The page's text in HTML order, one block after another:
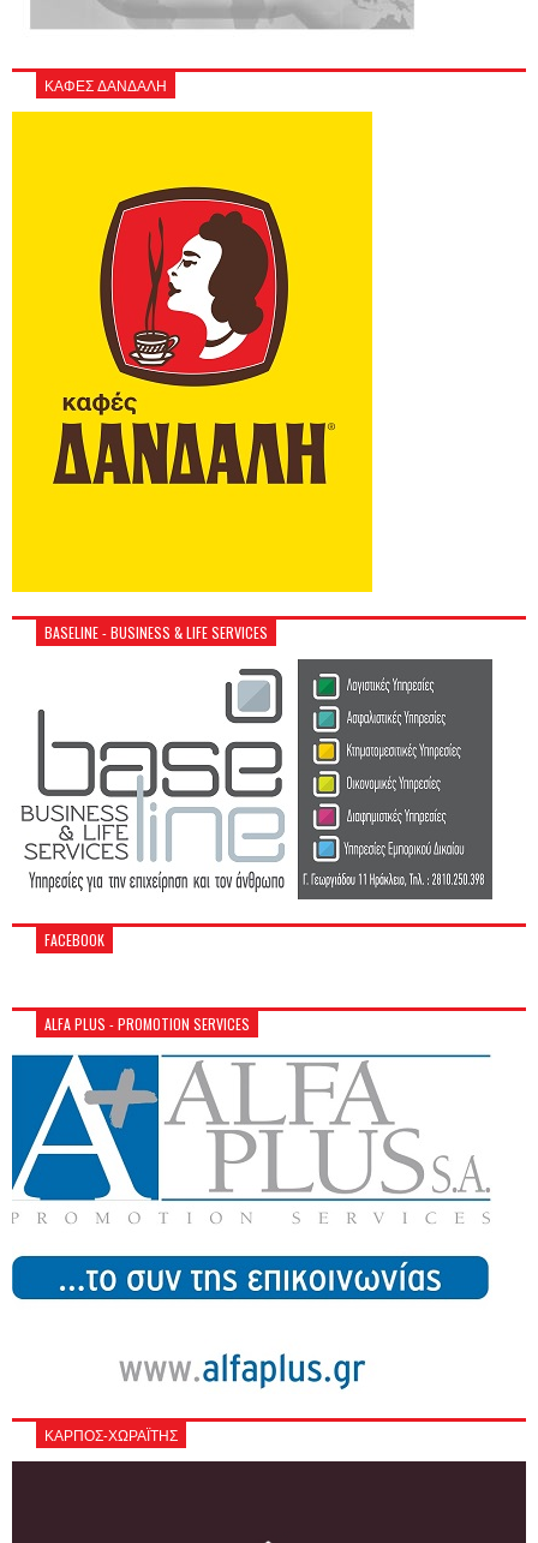
ΚΑΦΕΣ ΔΑΝΔΑΛΗ
BASELINE - BUSINESS & LIFE SERVICES
FACEBOOK
ALFA PLUS - PROMOTION SERVICES
ΚΑΡΠΟΣ-ΧΩΡΑΪΤΗΣ